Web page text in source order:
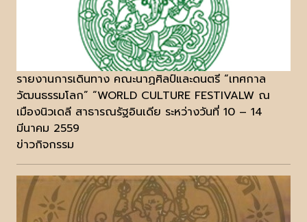
รายงานการเดินทาง คณะนาฏศิลป์และดนตรี “เทศกาล
วัฒนธรรมโลก” “WORLD CULTURE FESTIVALW ณ
เมืองนิวเดลี สาธารณรัฐอินเดีย ระหว่างวันที่ 10 – 14
มีนาคม 2559
ข่าวกิจกรรม